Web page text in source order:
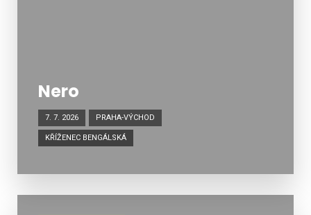
Nero
7. 7. 2026 PRAHA-VÝCHOD
KŘÍŽENEC BENGÁLSKÁ